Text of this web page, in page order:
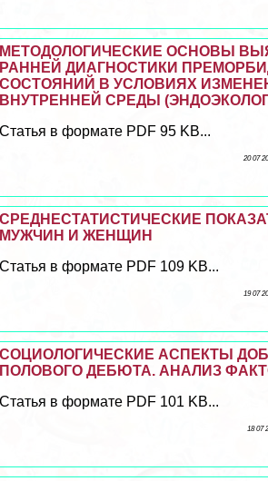
МЕТОДОЛОГИЧЕСКИЕ ОСНОВЫ
РАННЕЙ ДИАГНОСТИКИ
СОСТОЯНИЙ В УСЛОВИЯХ
ВНУТРЕННЕЙ СРЕДЫ
Статья в формате PDF 95 KB...
20 07
СРЕДНЕСТАТИСТИЧЕСКИЕ
МУЖЧИН И ЖЕНЩИН
Статья в формате PDF 109 KB...
19 07
СОЦИОЛОГИЧЕСКИЕ АСПЕКТЫ
ПОЛОВОГО ДЕБЮТА. АНАЛИЗ
Статья в формате PDF 101 KB...
18 07